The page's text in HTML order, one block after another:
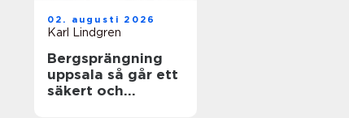
02. augusti 2026
Karl Lindgren
Bergsprängning
uppsala så går ett
säkert och